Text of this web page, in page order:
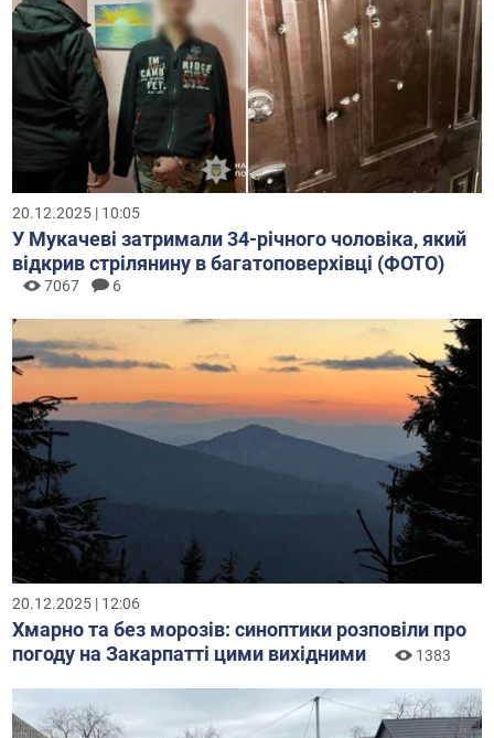
20.12.2025 | 10:05
У Мукачеві затримали 34-річного чоловіка, який
відкрив стрілянину в багатоповерхівці (ФОТО)
7067 6
20.12.2025 | 12:06
Хмарно та без морозів: синоптики розповіли про
погоду на Закарпатті цими вихідними
1383